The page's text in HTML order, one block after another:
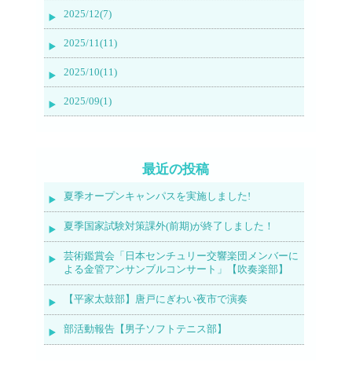
2025/12(7)
2025/11(11)
2025/10(11)
2025/09(1)
最近の投稿
夏季オープンキャンパスを実施しました!
夏季国家試験対策課外(前期)が終了しました！
芸術鑑賞会「日本センチュリー交響楽団メンバーに
よる金管アンサンブルコンサート」【吹奏楽部】
【平家太鼓部】唐戸にぎわい夜市で演奏
部活動報告【男子ソフトテニス部】